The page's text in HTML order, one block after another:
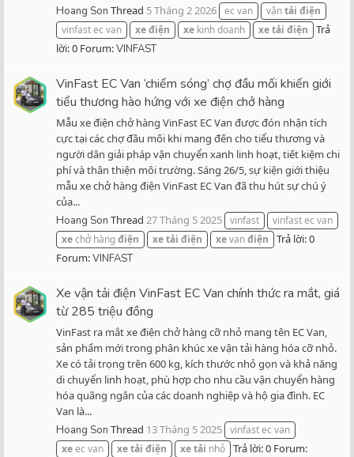
Hoang Son Thread 5 Tháng 2 2026 ec van vậntải điện
vinfast ec van
xeđiện xe kinh doanh xetải điện
Trả
lời: 0 Forum:VINFAST
VinFast EC Van ‘chiếm sóng’ chợ đầu mối khiến giới
tiểu thương hào hứng với xe điện chở hàng
Mẫu xe điện chở hàng VinFast EC Van được đón nhận tích
cực tại các chợ đầu mối khi mang đến cho tiểu thương và
người dân giải pháp vận chuyển xanh linh hoạt, tiết kiệm chi
phí và thân thiện môi trường. Sáng 26/5, sự kiện giới thiệu
mẫu xe chở hàng điện VinFast EC Van đã thu hút sự chú ý
của...
Hoang Son Thread 27 Tháng 5 2025 vinfast
vinfast ec van
xechở hàngđiện xetải điện xevanđiện
Trả lời: 0
Forum:VINFAST
Xe vận tải điện VinFast EC Van chính thức ra mắt, giá
từ 285 triệu đồng
VinFast ra mắt xe điện chở hàng cỡ nhỏ mang tên EC Van,
sản phẩm mới trong phân khúc xe vận tải hàng hóa cỡ nhỏ.
Xe có tải trọng trên 600 kg, kích thước nhỏ gọn và khả năng
di chuyển linh hoạt, phù hợp cho nhu cầu vận chuyển hàng
hóa quãng ngắn của các doanh nghiệp và hộ gia đình. EC
Van là...
Hoang Son Thread 13 Tháng 5 2025 vinfast ec van
xeec van xetải điện xetải nhỏ Trả lời: 0 Forum: